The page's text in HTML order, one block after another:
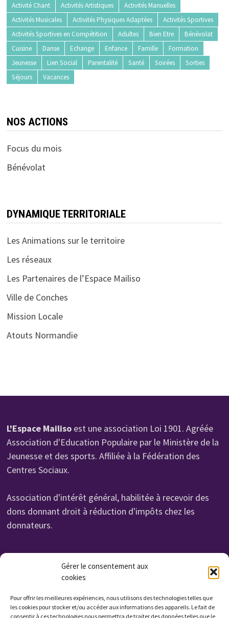
Gérer le consentement aux
cookies
Pour offrir les meilleures expériences, nous utilisons des technologies telles que
les cookies pour stocker et/ou accéder aux informations des appareils. Le fait de
consentir à ces technologies nous permettra de traiter des données telles que le
Activité Chant Activités Artistiques
Activités Manuelles
Activités Musicales
Activités Physiques Adaptées
Activités Sportives
Activités Sportives en Compétition
Adultes Bien Etre
Bénévolat
Cuisine
Danse Echange Enfance Famille
Formation
Jeunesse
Lien Social Parentalité Santé Soirées
Sorties
Séjours
Vacances
NOS ACTIONS
Focus du mois
Bénévolat
DYNAMIQUE TERRITORIALE
Les Animations sur le territoire
Les réseaux
Les Partenaires de l’Espace Mailiso
Ville de Conches
Mission Locale
Atouts Normandie
L'Espace Mailiso est une association Loi 1901. Agréée
Association d'Education Populaire par le Ministère de la
Jeunesse et des sports. Affiliée à la Fédération des
Centres Sociaux.
Association d'intérêt général, habilitée à recevoir des
dons donnant droit à réduction d'impôts chez les
donnateurs.
Organisme de Formation N° 232 700 114 27
Cet enregistrement ne vaut pas agrément de l'état.
Non assujettie à la TVA. Affilié UROF
N° SIRET: 323 222 034 000 15